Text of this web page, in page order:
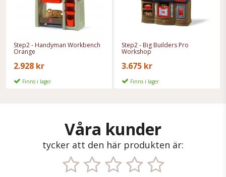
Step2 - Handyman Workbench
Orange
2.928 kr
Finns i lager
Step2 - Big Builders Pro
Workshop
3.675 kr
Finns i lager
Våra kunder
tycker att den här produkten är: